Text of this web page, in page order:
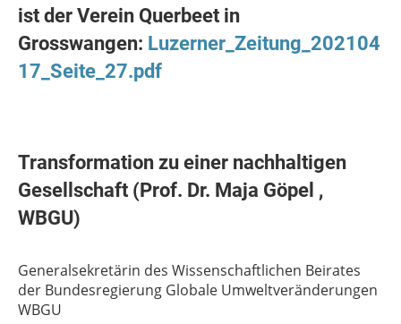
ist der Verein Querbeet in
Grosswangen: Luzerner_Zeitung_202104
17_Seite_27.pdf
Transformation zu einer nachhaltigen
Gesellschaft (Prof. Dr. Maja Göpel ,
WBGU)
Generalsekretärin des Wissenschaftlichen Beirates
der Bundesregierung Globale Umweltveränderungen
WBGU